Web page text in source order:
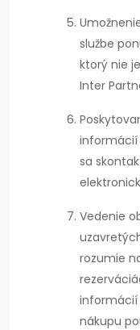
službe
ktorý nie
Inter
informácií
sa
Vedenie
rozumie
informácií
nákupu